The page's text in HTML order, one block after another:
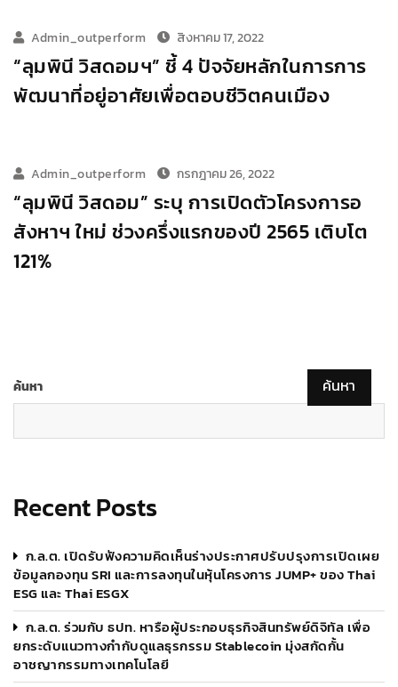
Admin_outperform สิงหาคม 17, 2022
“ลุมพินี วิสดอมฯ” ชี้ 4 ปัจจัยหลักในการการ
พัฒนาที่อยู่อาศัยเพื่อตอบชีวิตคนเมือง
Admin_outperform กรกฎาคม 26, 2022
“ลุมพินี วิสดอม” ระบุ การเปิดตัวโครงการอ
สังหาฯ ใหม่ ช่วงครึ่งแรกของปี 2565 เติบโต
121%
ค้นหา ค้นหา
Recent Posts
ก.ล.ต. เปิดรับฟังความคิดเห็นร่างประกาศปรับปรุงการเปิดเผย
ข้อมูลกองทุน SRI และการลงทุนในหุ้นโครงการ JUMP+ ของ Thai
ESG และ Thai ESGX
ก.ล.ต. ร่วมกับ ธปท. หารือผู้ประกอบธุรกิจสินทรัพย์ดิจิทัล เพื่อ
ยกระดับแนวทางกำกับดูแลธุรกรรม Stablecoin มุ่งสกัดกั้น
อาชญากรรมทางเทคโนโลยี